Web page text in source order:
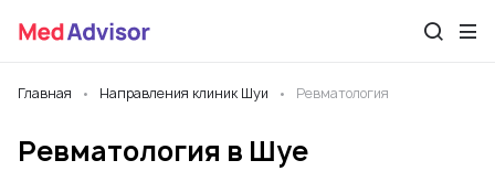
Главная Направления клиник Шуи Ревматология
Ревматология в Шуе